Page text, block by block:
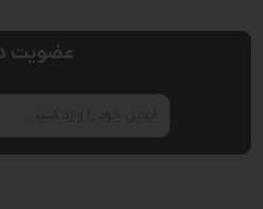
عضویت